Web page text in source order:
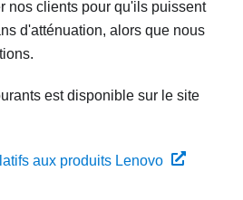
nos clients pour qu'ils puissent
d'atténuation, alors que nous
est disponible sur le site
aux produits Lenovo